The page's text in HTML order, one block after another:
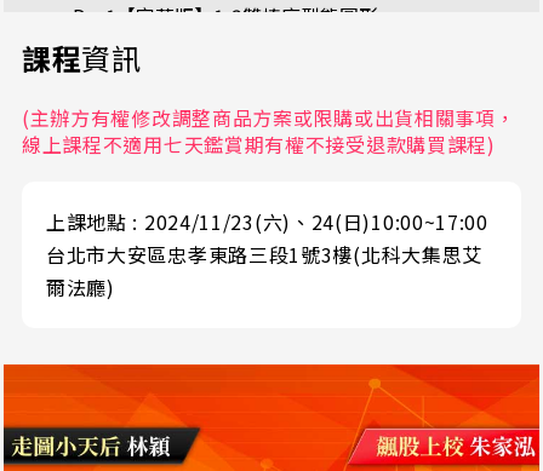
Day1【字幕版】1-3雙樁底型態圖形
26分52秒
32分48秒
34分56秒
Day1【字幕版】1-6 箱型底型態圖形
15分0秒
30分54秒
Day1【字幕版】2-2倒N字型態
8分19秒
課程資訊
(主辦方有權修改調整商品方案或限購或出貨相關事項，
線上課程不適用七天鑑賞期有權不接受退款購買課程)
上課地點 : 2024/11/23(六)、24(日)10:00~17:00
台北市大安區忠孝東路三段1號3樓(北科大集思艾
爾法廳)